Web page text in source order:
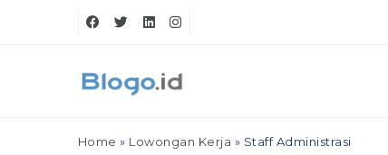
Home » Lowongan Kerja » Staff Administrasi